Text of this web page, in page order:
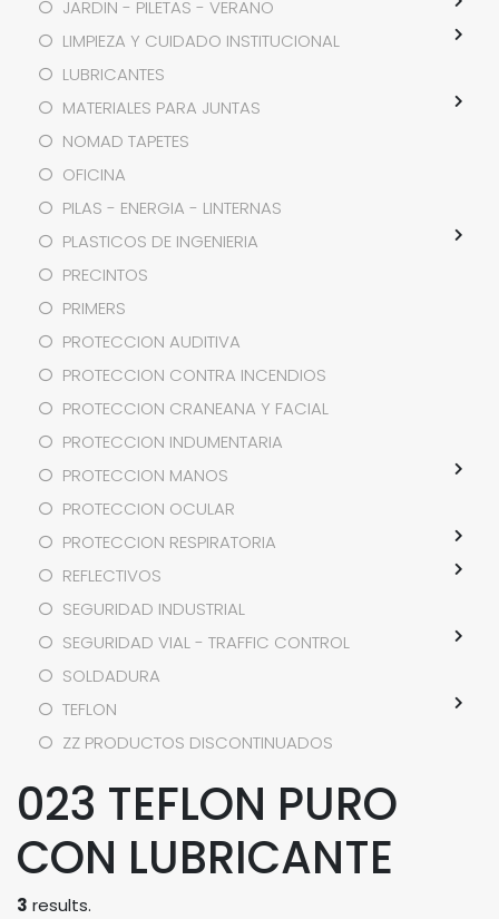
JARDIN - PILETAS - VERANO
LIMPIEZA Y CUIDADO INSTITUCIONAL
LUBRICANTES
MATERIALES PARA JUNTAS
NOMAD TAPETES
OFICINA
PILAS - ENERGIA - LINTERNAS
PLASTICOS DE INGENIERIA
PRECINTOS
PRIMERS
PROTECCION AUDITIVA
PROTECCION CONTRA INCENDIOS
PROTECCION CRANEANA Y FACIAL
PROTECCION INDUMENTARIA
PROTECCION MANOS
PROTECCION OCULAR
PROTECCION RESPIRATORIA
REFLECTIVOS
SEGURIDAD INDUSTRIAL
SEGURIDAD VIAL - TRAFFIC CONTROL
SOLDADURA
TEFLON
ZZ PRODUCTOS DISCONTINUADOS
023 TEFLON PURO
CON LUBRICANTE
3 results.